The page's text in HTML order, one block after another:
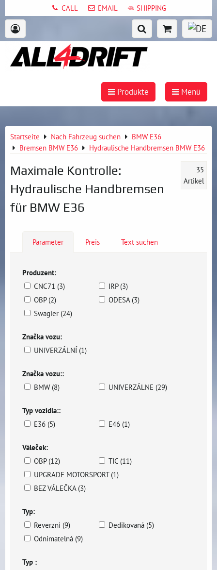
CALL EMAIL SHIPPING
Produkte Menü
Startseite Nach Fahrzeug suchen
BMW E36
Bremsen BMW E36
Hydraulische Handbremsen BMW E36
Maximale Kontrolle:
Hydraulische Handbremsen
für BMW E36
35
Artikel
Parameter Preis Text suchen
Produzent:
CNC71 (3)
IRP (3)
OBP (2)
ODESA (3)
Swagier (24)
Značka vozu:
UNIVERZÁLNÍ (1)
Značka vozu::
BMW (8)
UNIVERZÁLNE (29)
Typ vozidla::
E36 (5)
E46 (1)
Váleček:
OBP (12)
TIC (11)
UPGRADE MOTORSPORT (1)
BEZ VÁLEČKA (3)
Typ:
Reverzni (9)
Dedikovaná (5)
Odnimatelná (9)
Typ :